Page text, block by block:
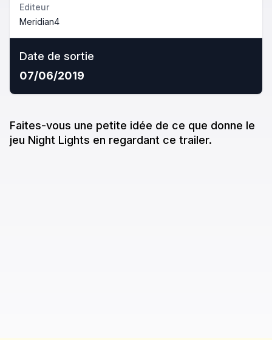
Editeur
Meridian4
Date de sortie
07/06/2019
Faites-vous une petite idée de ce que donne le
jeu Night Lights en regardant ce trailer.